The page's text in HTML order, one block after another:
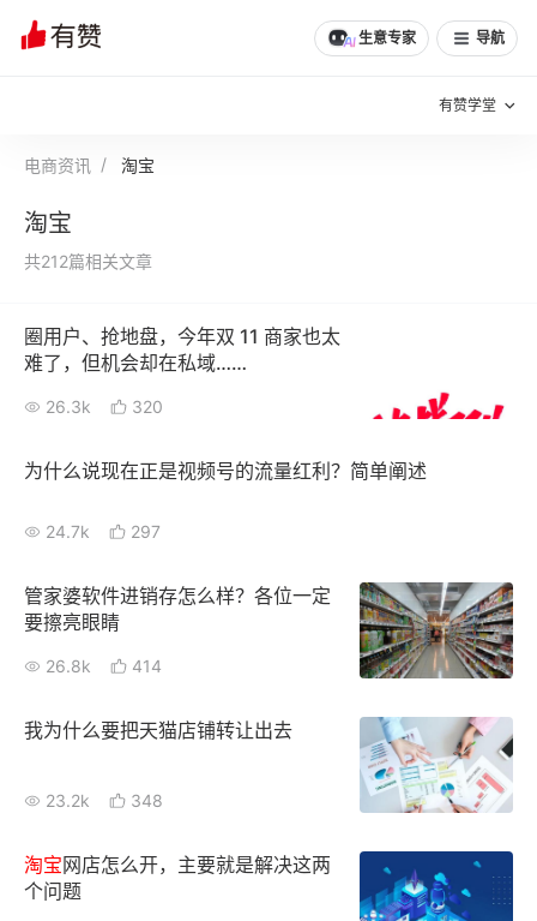
生意专家 导航
有赞学堂
私域日历
有赞成功案例 新零售最佳实践
面对面聊增长
有赞春季发布会 实干家直播间
AllValue
增长产品指南
智库 产品场景库
品牌消费观
电商资讯 淘宝
淘宝
共212篇相关文章
圈用户、抢地盘，今年双 11 商家也太
难了，但机会却在私域……
26.3k 320
为什么说现在正是视频号的流量红利？简单阐述
24.7k 297
管家婆软件进销存怎么样？各位一定
要擦亮眼睛
26.8k 414
我为什么要把天猫店铺转让出去
23.2k 348
淘宝网店怎么开，主要就是解决这两
个问题